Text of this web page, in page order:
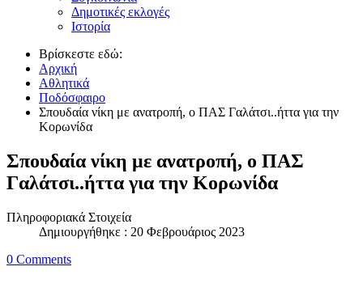
Δημοτικές εκλογές
Ιστορία
Βρίσκεστε εδώ:
Αρχική
Αθλητικά
Ποδόσφαιρο
Σπουδαία νίκη με ανατροπή, ο ΠΑΣ Γαλάτσι..ήττα για την
Κορωνίδα
Σπουδαία νίκη με ανατροπή, ο ΠΑΣ
Γαλάτσι..ήττα για την Κορωνίδα
Πληροφοριακά Στοιχεία
Δημιουργήθηκε : 20 Φεβρουάριος 2023
0 Comments